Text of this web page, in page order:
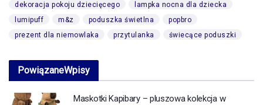
dekoracja pokoju dziecięcego
lampka nocna dla dziecka
lumipuff
m&z poduszka świetlna
popbro
prezent dla niemowlaka
przytulanka świecące poduszki
PowiązaneWpisy
Maskotki Kapibary – pluszowa kolekcja w